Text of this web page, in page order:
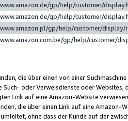
gp/help/customer/
gp/help/customer/
gp/help/customer/
gp/help/customer/
die über einen von einer
oder Verweisdienste oder Websites,
Link auf eine Amazon-Website
die über einen Link auf eine
ohne dass der Kunde auf der